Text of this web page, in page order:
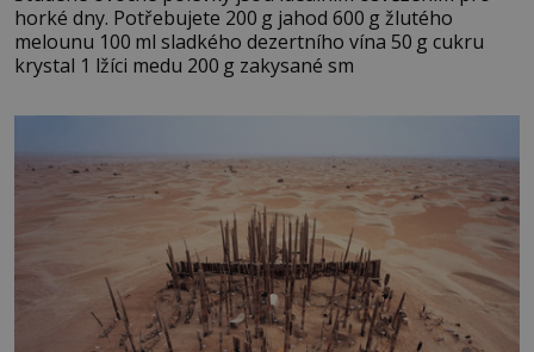
horké dny. Potřebujete 200 g jahod 600 g žlutého
melounu 100 ml sladkého dezertního vína 50 g cukru
krystal 1 lžíci medu 200 g zakysané sm